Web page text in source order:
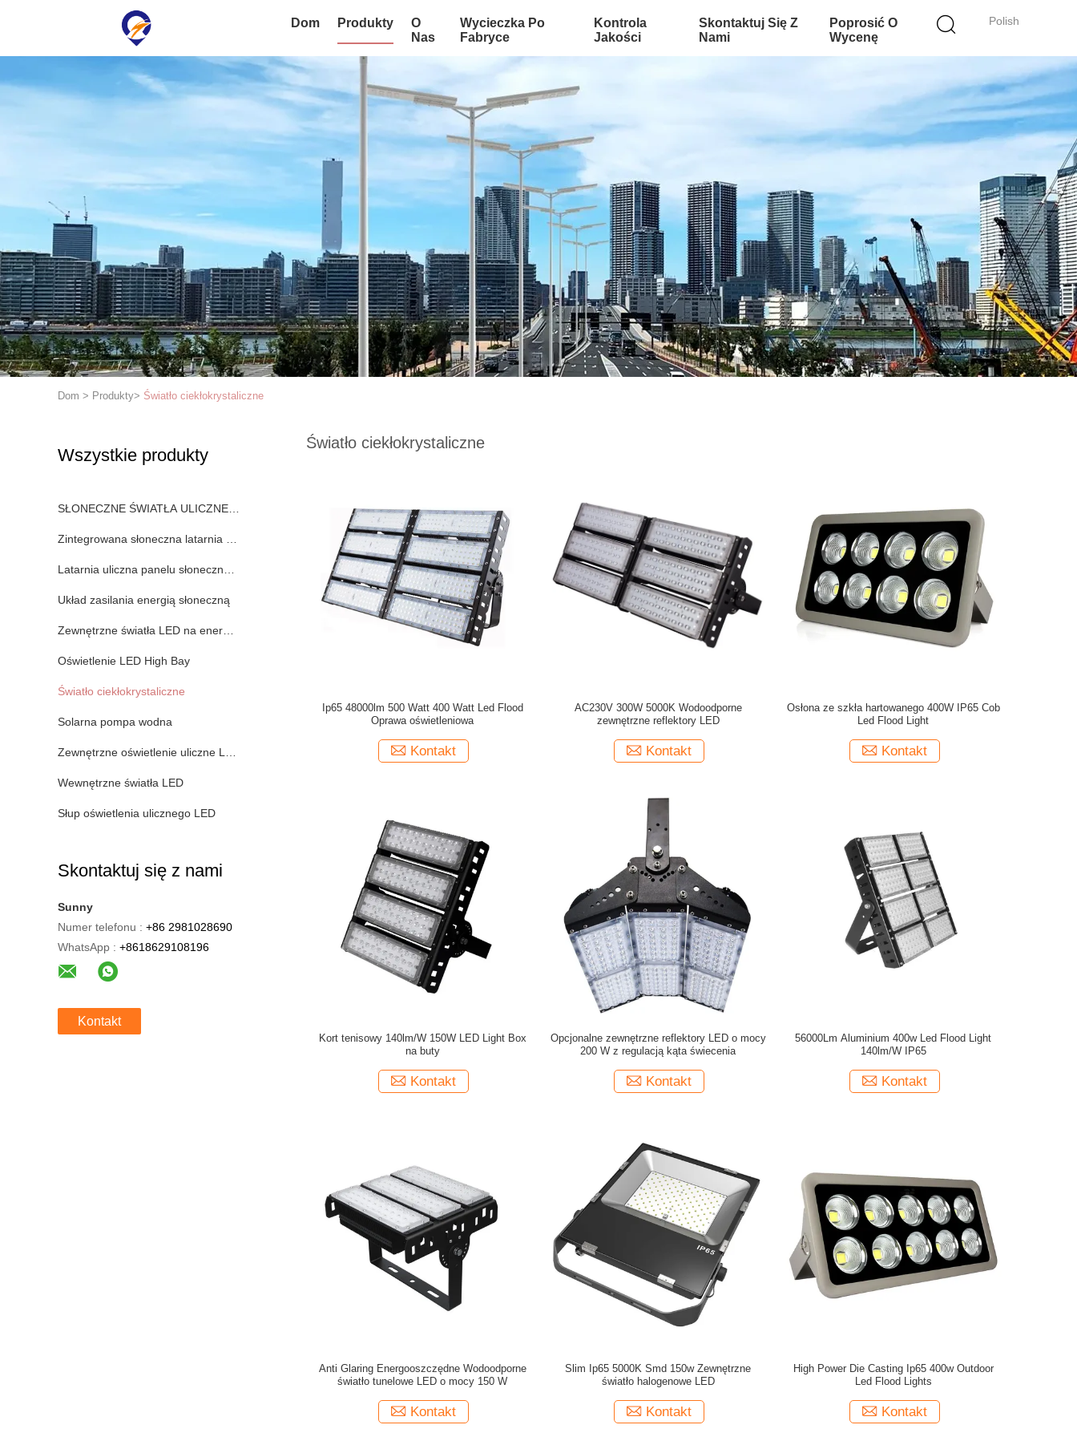
Polish
Dom Produkty
O
Nas
Wycieczka Po
Fabryce
Kontrola
Jakości
Skontaktuj Się Z
Nami
Poprosić O
Wycenę
Dom > Produkty> Światło ciekłokrystaliczne
Wszystkie produkty
SŁONECZNE ŚWIATŁA ULICZNE LED
Zintegrowana słoneczna latarnia uliczna
Latarnia uliczna panelu słonecznego
Układ zasilania energią słoneczną
Zewnętrzne światła LED na energię słoneczną
Oświetlenie LED High Bay
Światło ciekłokrystaliczne
Solarna pompa wodna
Zewnętrzne oświetlenie uliczne LED
Wewnętrzne światła LED
Słup oświetlenia ulicznego LED
Skontaktuj się z nami
Sunny
Numer telefonu : +86 2981028690
WhatsApp : +8618629108196
Kontakt
Światło ciekłokrystaliczne
Ip65 48000lm 500 Watt 400 Watt Led Flood
Oprawa oświetleniowa
Kontakt
AC230V 300W 5000K Wodoodporne
zewnętrzne reflektory LED
Kontakt
Osłona ze szkła hartowanego 400W IP65 Cob
Led Flood Light
Kontakt
Kort tenisowy 140lm/W 150W LED Light Box
na buty
Kontakt
Opcjonalne zewnętrzne reflektory LED o mocy
200 W z regulacją kąta świecenia
Kontakt
56000Lm Aluminium 400w Led Flood Light
140lm/W IP65
Kontakt
Anti Glaring Energooszczędne Wodoodporne
światło tunelowe LED o mocy 150 W
Kontakt
Slim Ip65 5000K Smd 150w Zewnętrzne
światło halogenowe LED
Kontakt
High Power Die Casting Ip65 400w Outdoor
Led Flood Lights
Kontakt